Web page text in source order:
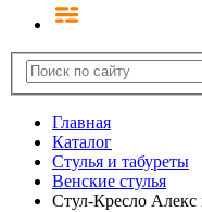
Главная
Каталог
Стулья и табуреты
Венские стулья
Стул-Кресло Алекс